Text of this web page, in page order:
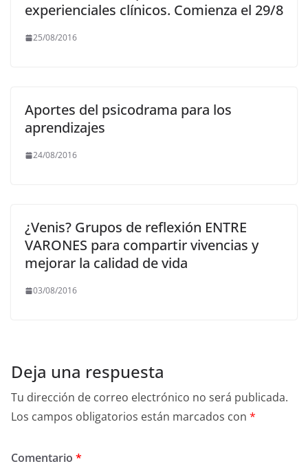
experienciales clínicos. Comienza el 29/8
25/08/2016
Aportes del psicodrama para los
aprendizajes
24/08/2016
¿Venis? Grupos de reflexión ENTRE
VARONES para compartir vivencias y
mejorar la calidad de vida
03/08/2016
Deja una respuesta
Tu dirección de correo electrónico no será publicada.
Los campos obligatorios están marcados con *
Comentario *